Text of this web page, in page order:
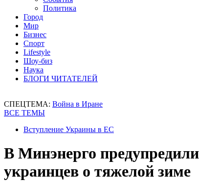
Политика
Город
Мир
Бизнес
Спорт
Lifestyle
Шоу-биз
Наука
БЛОГИ ЧИТАТЕЛЕЙ
СПЕЦТЕМА: Война в Иране
ВСЕ ТЕМЫ
Вступление Украины в ЕС
В Минэнерго предупредили
украинцев о тяжелой зиме